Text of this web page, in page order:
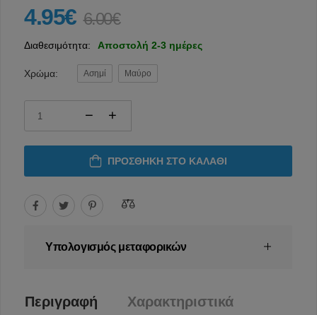
4.95€ 6.00€
Διαθεσιμότητα: Αποστολή 2-3 ημέρες
Χρώμα: Ασημί Μαύρο
ΠΡΟΣΘΉΚΗ ΣΤΟ ΚΑΛΆΘΙ
Υπολογισμός μεταφορικών
Περιγραφή Χαρακτηριστικά